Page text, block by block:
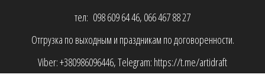
тел: 098 609 64 46, 066 467 88 27
Отгрузка по выходным и праздникам по договоренности.
Viber:+380986096446, Telegram: https://t.me/artidraft